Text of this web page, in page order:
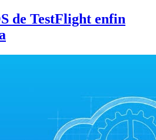
de TestFlight enfin